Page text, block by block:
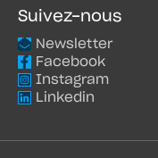
Suivez-nous
Newsletter
Facebook
Instagram
Linkedin